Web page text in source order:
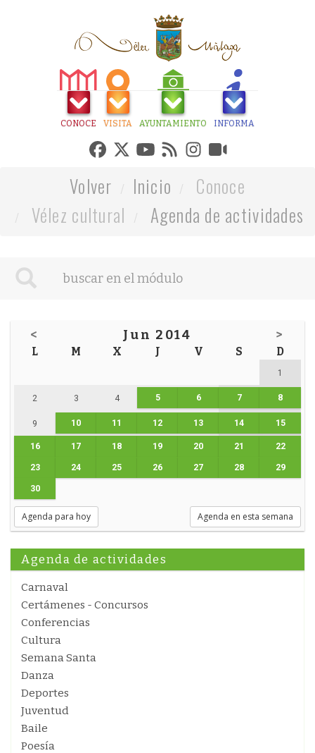
CONOCE VISITA AYUNTAMIENTO INFORMA
Volver Inicio
Conoce
Vélez cultural
Agenda de actividades
< Jun 2014 >
L M X J V S D
1
2 3 4 5 6 7 8
9 10 11 12 13 14 15
16 17 18 19 20 21 22
23 24 25 26 27 28 29
30
Agenda para hoy Agenda en esta semana
Agenda de actividades
Carnaval
Certámenes - Concursos
Conferencias
Cultura
Semana Santa
Danza
Deportes
Juventud
Baile
Poesía